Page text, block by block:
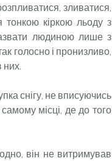
зливатися,
кіркою льоду з
людиною лише з
голосно і пронизливо,
них.
снігу, не вписуючись
місці, де до того
він не витримував